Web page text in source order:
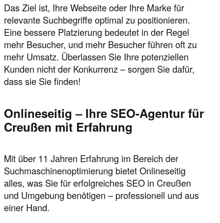
Das Ziel ist, Ihre Webseite oder Ihre Marke für
relevante Suchbegriffe optimal zu positionieren.
Eine bessere Platzierung bedeutet in der Regel
mehr Besucher, und mehr Besucher führen oft zu
mehr Umsatz. Überlassen Sie Ihre potenziellen
Kunden nicht der Konkurrenz – sorgen Sie dafür,
dass sie Sie finden!
Onlineseitig – Ihre SEO-Agentur für
Creußen mit Erfahrung
Mit über 11 Jahren Erfahrung im Bereich der
Suchmaschinenoptimierung bietet Onlineseitig
alles, was Sie für erfolgreiches SEO in Creußen
und Umgebung benötigen – professionell und aus
einer Hand.